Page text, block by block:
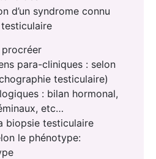
d’un syndrome connu
para-cliniques : selon
testiculaire)
: bilan hormonal,
etc…
biopsie testiculaire
le phénotype: